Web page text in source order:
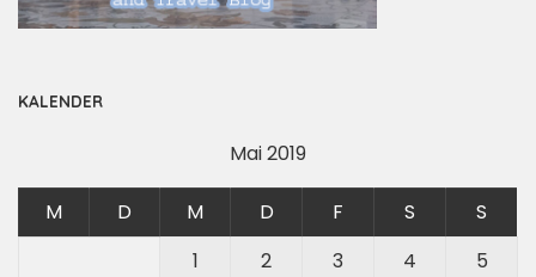
KALENDER
Mai 2019
M D M D F S
S
1
2 3 4
5